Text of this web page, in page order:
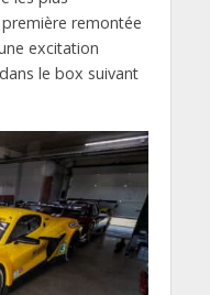
remontée
excitation
le box suivant